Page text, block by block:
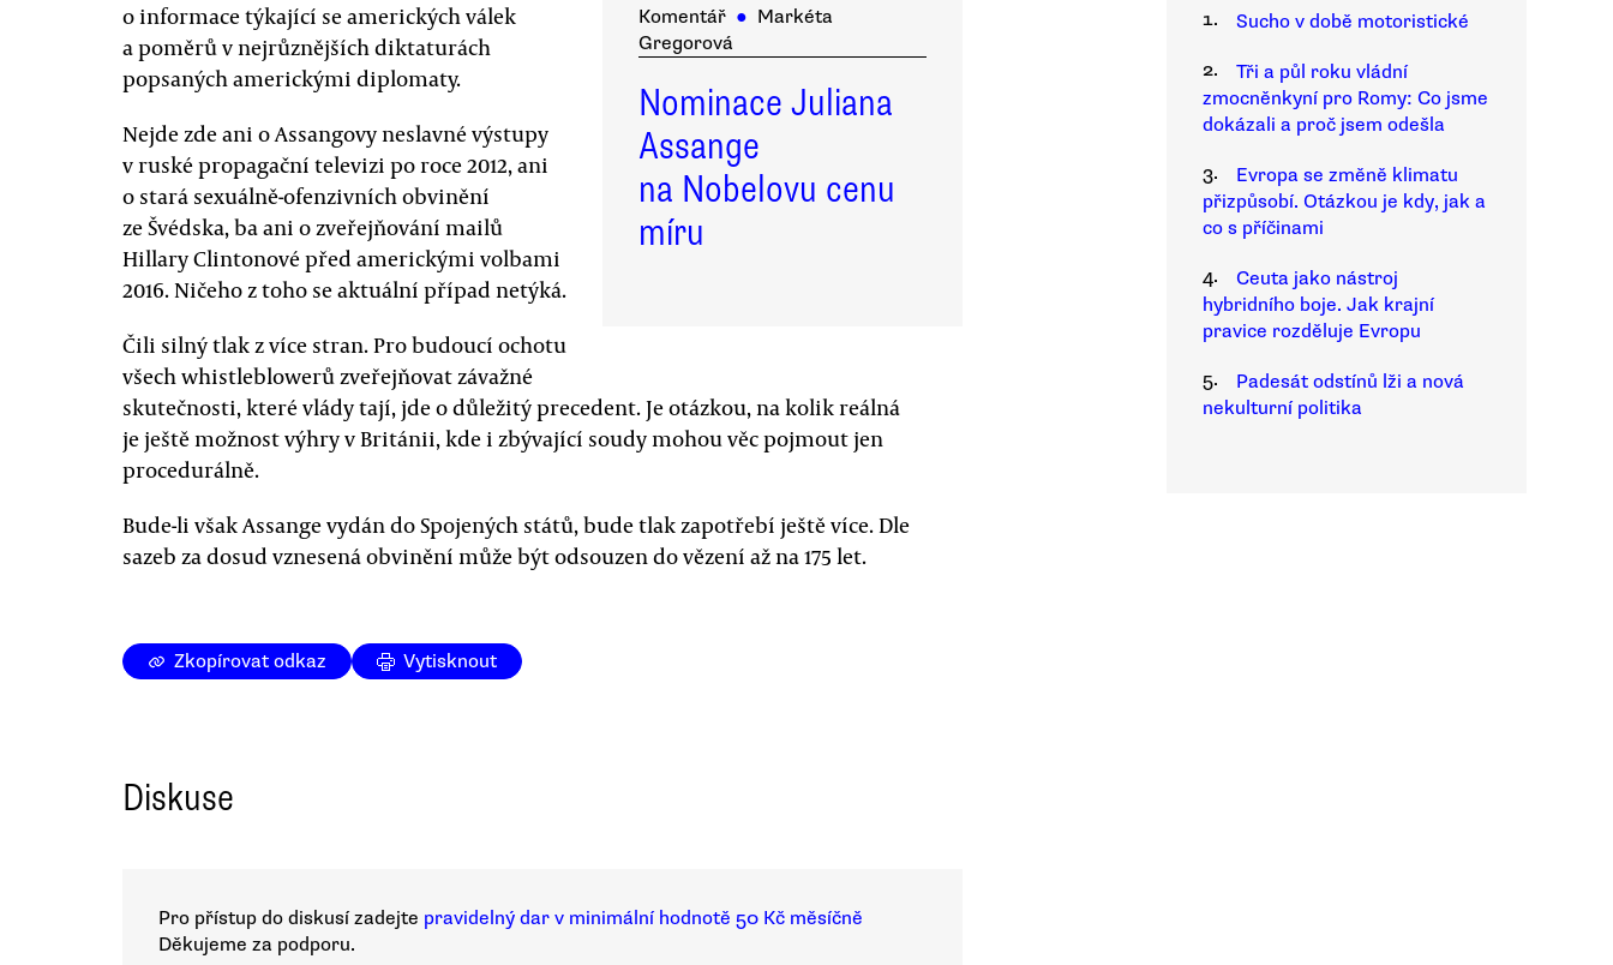
Komentář ● Markéta
Gregorová
Nominace Juliana
Assange
na Nobelovu cenu
míru
o informace týkající se amerických válek
a poměrů v nejrůznějších diktaturách
popsaných americkými diplomaty.
Nejde zde ani o Assangovy neslavné výstupy
v ruské propagační televizi po roce 2012, ani
o stará sexuálně-ofenzivních obvinění
ze Švédska, ba ani o zveřejňování mailů
Hillary Clintonové před americkými volbami
2016. Ničeho z toho se aktuální případ netýká.
Čili silný tlak z více stran. Pro budoucí ochotu
všech whistleblowerů zveřejňovat závažné
skutečnosti, které vlády tají, jde o důležitý precedent. Je otázkou, na kolik reálná
je ještě možnost výhry v Británii, kde i zbývající soudy mohou věc pojmout jen
procedurálně.
Bude-li však Assange vydán do Spojených států, bude tlak zapotřebí ještě více. Dle
sazeb za dosud vznesená obvinění může být odsouzen do vězení až na 175 let.
1.
Sucho v době motoristické
2.
Tři a půl roku vládní
zmocněnkyní pro Romy: Co jsme
dokázali a proč jsem odešla
3.
Evropa se změně klimatu
přizpůsobí. Otázkou je kdy, jak a
co s příčinami
4.
Ceuta jako nástroj
hybridního boje. Jak krajní
pravice rozděluje Evropu
5.
Padesát odstínů lži a nová
nekulturní politika
Zkopírovat odkaz Vytisknout
Diskuse
Pro přístup do diskusí zadejte pravidelný dar v minimální hodnotě 50 Kč měsíčně
Děkujeme za podporu.